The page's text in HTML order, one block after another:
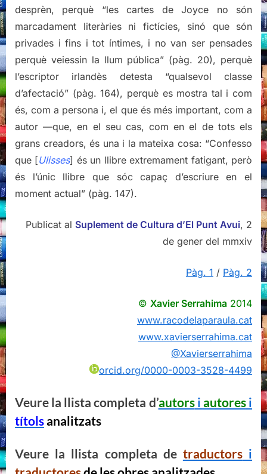
desprèn, perquè “les cartes de Joyce no són
marcadament literàries ni fictícies, sinó que són
privades i fins i tot íntimes, i no van ser pensades
perquè veiessin la llum pública” (pàg. 20), perquè
l’escriptor irlandès detesta “qualsevol classe
d’afectació” (pàg. 164), perquè es mostra tal i com
és, com a persona i, el que és més important, com a
autor —que, en el seu cas, com en el de tots els
grans creadors, és una i la mateixa cosa: “Confesso
que [Ulisses] és un llibre extremament fatigant, però
és l’únic llibre que sóc capaç d’escriure en el
moment actual” (pàg. 147).
Publicat al Suplement de Cultura d’El Punt Avui, 2
de gener del mmxiv
Pàg. 1 / Pàg. 2
© Xavier Serrahima 2014
www.racodelaparaula.cat
www.xavierserrahima.cat
@Xavierserrahima
orcid.org/0000-0003-3528-4499
Veure la llista completa d’autorsi autoresi
títolsanalitzats
Veure la llista completa de traductorsi